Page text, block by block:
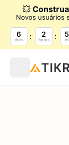
💥
Novos usuários
6
dias
2
horas